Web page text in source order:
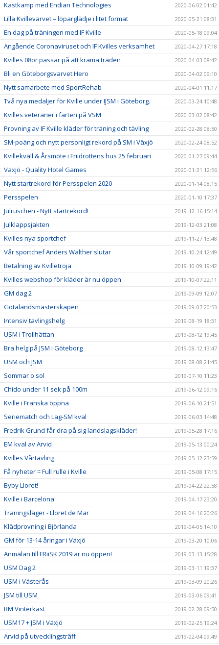
Kastkamp med Endian Technologies 2020-06-02 01:42
Lilla Kvillevarvet – löparglädje i litet format 2020-05-21 08:31
En dag på träningen med IF Kville 2020-05-18 09:04
Angående Coronaviruset och IF Kvilles verksamhet 2020-04-27 17:18
Kvilles 08or passar på att krama träden 2020-04-03 08:42
Bli en Göteborgsvarvet Hero 2020-04-02 09:10
Nytt samarbete med SportRehab 2020-04-01 11:17
Två nya medaljer för Kville under IJSM i Göteborg. 2020-03-24 10:48
Kvilles veteraner i farten på VSM 2020-03-02 08:42
Provning av IF Kville kläder för träning och tävling 2020-02-28 08:50
SM-poäng och nytt personligt rekord på SM i Växjö 2020-02-24 08:52
Kvillekväll & Årsmöte i Friidrottens hus 25 februari 2020-01-27 09:44
Växjö - Quality Hotel Games 2020-01-21 12:56
Nytt startrekord för Persspelen 2020 2020-01-14 08:15
Persspelen 2020-01-10 17:37
Julruschen - Nytt startrekord! 2019-12-16 15:14
Julklappsjakten 2019-12-03 21:08
Kvilles nya sportchef 2019-11-27 13:48
Vår sportchef Anders Walther slutar 2019-10-24 12:49
Betalning av Kvilletröja 2019-10-09 19:42
Kvilles webshop för kläder är nu öppen 2019-10-07 22:11
GM dag 2 2019-09-09 12:07
Götalandsmästerskapen 2019-09-07 20:53
Intensiv tävlingshelg 2019-08-19 18:31
USM i Trollhättan 2019-08-12 19:45
Bra helg på JSM i Göteborg 2019-08-12 13:47
USM och JSM 2019-08-08 21:45
Sommar o sol 2019-07-10 11:23
Chido under 11 sek på 100m 2019-06-12 09:16
Kville i Franska öppna 2019-06-10 21:51
Seriematch och Lag-SM kval 2019-06-03 14:48
Fredrik Grund får dra på sig landslagskläder! 2019-05-28 17:16
EM kval av Arvid 2019-05-13 00:24
Kvilles Vårtävling 2019-05-12 23:59
Få nyheter = Full rulle i Kville 2019-05-08 17:15
Byby Lloret! 2019-04-22 22:58
Kville i Barcelona 2019-04-17 23:20
Träningsläger - Lloret de Mar 2019-04-16 20:26
Klädprovning i Björlanda 2019-04-05 14:10
GM för 13-14 åringar i Växjö 2019-03-20 10:06
Anmälan till FRiiSK 2019 är nu öppen! 2019-03-13 15:28
USM Dag 2 2019-03-11 19:37
USM i Västerås 2019-03-09 20:26
JSM till USM 2019-03-06 09:41
RM Vinterkast 2019-02-28 09:50
USM17 + JSM i Växjö 2019-02-25 19:24
Arvid på utvecklingsträff 2019-02-04 09:49